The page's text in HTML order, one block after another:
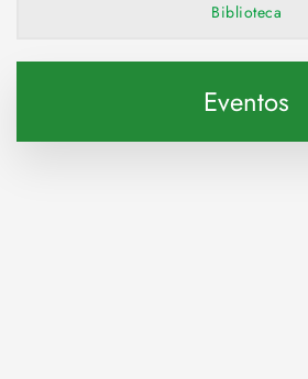
Biblioteca
Eventos